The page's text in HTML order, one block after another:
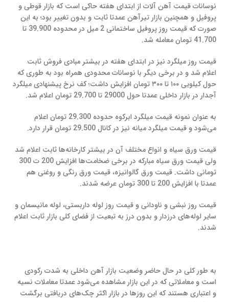
نوسانات قیمت آهن آلات از ابتدای هفته حاکی است که بازار قوطی و
پروفیل و همچنین بازار تیرآهن عمدتا ثابت و بدون تغییر بود؛ به این
صورت که قیمت روز پروفیل ساختمانی 2 میل در محدوده 39.900 تا
41.700 تومان معامله شد.
قیمت روز میلگرد نیز در ابتدای هفته در بیشتر مبادی فروش ثابت
اعلام شد و در برخی دیگر با نوسانات محدودی همراه بود به طوری که
حول کیلویی ۱۰۰ تا ۳۰۰ تومان افزایش داشت؛ کف نرخ پیشنهادی میلگرد
آجدار در بازار داخلی عمدتا حول 29000 تا 29.700 تومان اعلام شد.
به عنوان نمونه قیمت میلگرد ابرکوه حدوده 29.300 تومان اعلام
می‌شود و قیمت میلگرد میانه نیز در کانال 29.500 تومان قرار دارد.
قیمت ورق سیاه و انواع مختلف آن در بیشتر کارخانه‌ها ثابت اعلام شد
ولی قیمت ورق سیاه مبارکه در برخی ضخامت‌ها افزایش 200 ت 300
تومانی داشت. قیمت ورق گالوانیزه، قیمت ورق رنگی و روغنی هم
عمدتا با افزایش 200 تا 300 تومان عرضه شدند.
قیمت روز نبشی و ناودانی و قیمت روز لوله داربستی، لوله مانیسمان و
سایر لوله‌های درزدار و بدون درز به تبعیت از فضای کلی بازار ثابت اعلام
شدند.
به طور کلی در حال حاضر وضعیت بازار آهن داخلی به شدت رکودی
است و معاملاتی که در این بازار مشاهده می‌شود عمدتا معاملات نسیه
و اعتباری هستند که این روزها در بازار اکثر چک‌های دریافتی برگشت